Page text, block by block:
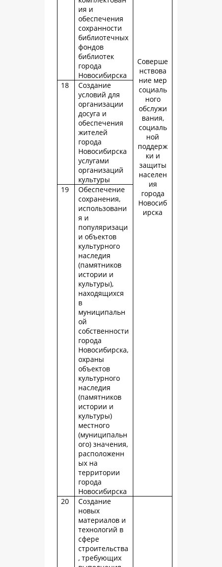
Соверше
нствова
ние мер
социаль
ного
обслужи
вания,
социаль
ной
поддерж
ки и
защиты
населен
ия
города
Новосиб
ирска
ия и
обеспечения
сохранности
библиотечных
фондов
библиотек
города
Новосибирска
18
Создание
условий для
организации
досуга и
обеспечения
жителей
города
Новосибирска
услугами
организаций
культуры
19
Обеспечение
сохранения,
использовани
я и
популяризаци
и объектов
культурного
наследия
(памятников
истории и
культуры),
находящихся
в
муниципальн
ой
собственности
города
Новосибирска,
охраны
объектов
культурного
наследия
(памятников
истории и
культуры)
местного
(муниципальн
ого) значения,
расположенн
ых на
территории
города
Новосибирска
20
Создание
новых
материалов и
технологий в
сфере
строительства
, требующих